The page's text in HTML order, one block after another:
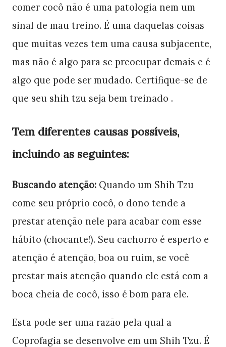
comer cocô não é uma patologia nem um
sinal de mau treino. É uma daquelas coisas
que muitas vezes tem uma causa subjacente,
mas não é algo para se preocupar demais e é
algo que pode ser mudado. Certifique-se de
que seu shih tzu seja bem treinado .
Tem diferentes causas possíveis,
incluindo as seguintes:
Buscando atenção: Quando um Shih Tzu
come seu próprio cocô, o dono tende a
prestar atenção nele para acabar com esse
hábito (chocante!). Seu cachorro é esperto e
atenção é atenção, boa ou ruim, se você
prestar mais atenção quando ele está com a
boca cheia de cocô, isso é bom para ele.
Esta pode ser uma razão pela qual a
Coprofagia se desenvolve em um Shih Tzu. É